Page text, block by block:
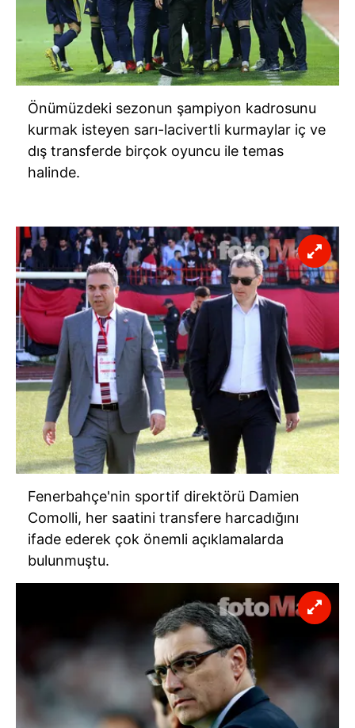
Önümüzdeki sezonun şampiyon kadrosunu
kurmak isteyen sarı-lacivertli kurmaylar iç ve
dış transferde birçok oyuncu ile temas
halinde.
Fenerbahçe'nin sportif direktörü Damien
Comolli, her saatini transfere harcadığını
ifade ederek çok önemli açıklamalarda
bulunmuştu.